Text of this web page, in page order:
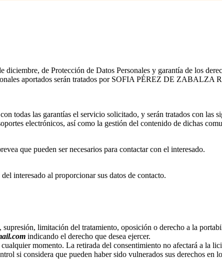
de Protección de Datos Personales y garantía de los
aportados serán tratados por SOFIA PÉREZ DE
todas las garantías el servicio solicitado, y serán tratados con
electrónicos, así como la gestión del contenido de dichas
que pueden ser necesarios para contactar con el interesado.
interesado al proporcionar sus datos de contacto.
limitación del tratamiento, oposición o derecho a la
indicando el derecho que desea ejercer.
momento. La retirada del consentimiento no afectará a la
si considera que pueden haber sido vulnerados sus derechos en